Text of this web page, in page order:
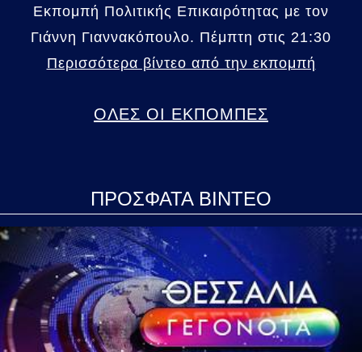
Εκπομπή Πολιτικής Επικαιρότητας με τον
Γιάννη Γιαννακόπουλο. Πέμπτη στις 21:30
Περισσότερα βίντεο από την εκπομπή
ΟΛΕΣ ΟΙ ΕΚΠΟΜΠΕΣ
ΠΡΟΣΦΑΤΑ ΒΙΝΤΕΟ